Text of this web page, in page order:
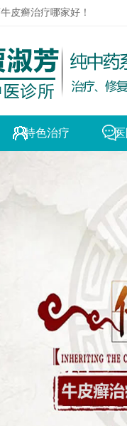
皮癣治疗哪家好！
特色治疗